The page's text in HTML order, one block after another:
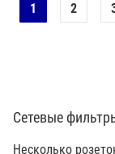
1 2
Сетевые
Несколько